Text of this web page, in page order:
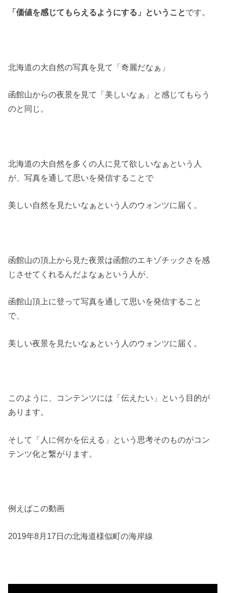
「価値を感じてもらえるようにする」ということです。
北海道の大自然の写真を見て「奇麗だなぁ」
函館山からの夜景を見て「美しいなぁ」と感じてもらう
のと同じ。
北海道の大自然を多くの人に見て欲しいなぁという人
が、写真を通して思いを発信することで
美しい自然を見たいなぁという人のウォンツに届く。
函館山の頂上から見た夜景は函館のエキゾチックさを感
じさせてくれるんだよなぁという人が、
函館山頂上に登って写真を通して思いを発信すること
で、
美しい夜景を見たいなぁという人のウォンツに届く。
このように、コンテンツには「伝えたい」という目的が
あります。
そして「人に何かを伝える」という思考そのものがコン
テンツ化と繋がります。
例えばこの動画
2019年8月17日の北海道様似町の海岸線